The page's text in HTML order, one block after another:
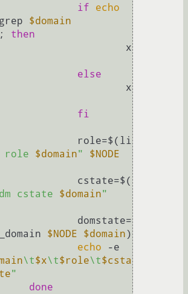
if
echo
$domain
then
else
fi
role $domain"
$NODE
cstate $domain"
$NODE $domain)
echo
\t$x\t$role\t$csta
"
done